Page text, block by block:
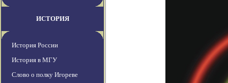
ИСТОРИЯ
История России
История в МГУ
Слово о полку Игореве